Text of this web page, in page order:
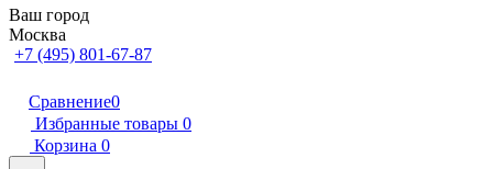
Ваш город
Москва
+7 (495) 801-67-87
Сравнение0
Избранные товары 0
Корзина 0